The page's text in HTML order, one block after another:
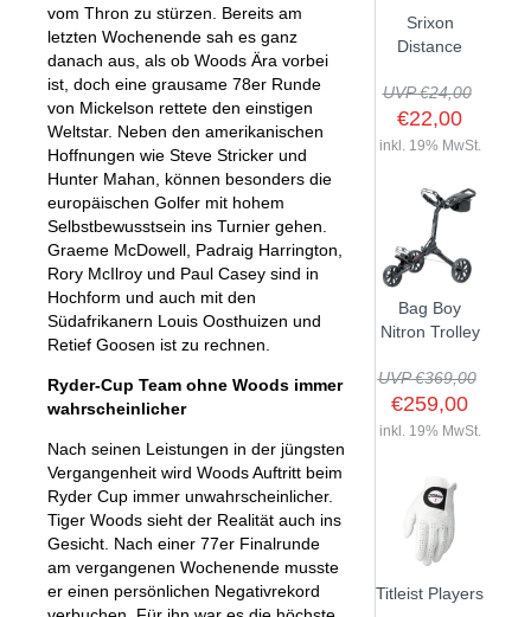
vom Thron zu stürzen. Bereits am
letzten Wochenende sah es ganz
danach aus, als ob Woods Ära vorbei
ist, doch eine grausame 78er Runde
von Mickelson rettete den einstigen
Weltstar. Neben den amerikanischen
Hoffnungen wie Steve Stricker und
Hunter Mahan, können besonders die
europäischen Golfer mit hohem
Selbstbewusstsein ins Turnier gehen.
Graeme McDowell, Padraig Harrington,
Rory McIlroy und Paul Casey sind in
Hochform und auch mit den
Südafrikanern Louis Oosthuizen und
Retief Goosen ist zu rechnen.
Ryder-Cup Team ohne Woods immer
wahrscheinlicher
Nach seinen Leistungen in der jüngsten
Vergangenheit wird Woods Auftritt beim
Ryder Cup immer unwahrscheinlicher.
Tiger Woods sieht der Realität auch ins
Gesicht. Nach einer 77er Finalrunde
am vergangenen Wochenende musste
er einen persönlichen Negativrekord
Srixon
Distance
UVP €24,00
€22,00
inkl. 19% MwSt.
Bag Boy
Nitron Trolley
UVP €369,00
€259,00
inkl. 19% MwSt.
Titleist Players